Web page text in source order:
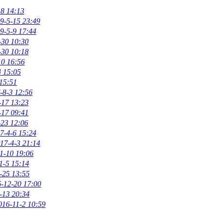
14:13
5-15 23:49
5-9 17:44
10:30
10:18
16:56
15:05
8-3 12:56
13:23
09:41
12:06
4-6 15:24
4-3 21:14
10 19:06
5 15:14
25 13:55
12-20 17:00
13 20:34
11-2 10:59